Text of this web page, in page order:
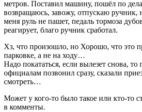
метров. Поставил машину, пошёл по
возвращаюсь, завожу, отпускаю ручник,
меня руль не пашет, педаль тормоза
реагирует, благо ручник сработал.
Хз, что произошло, но Хорошо, что это
парковке, а не на ходу…
Надо покататься, если вылезет снова,
официалам позвонил сразу, сказали
смотреть…
Может у кого-то было такое или кто-то
в комменты.